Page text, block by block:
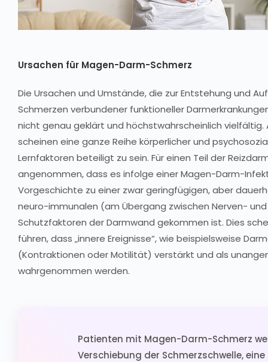
Ursachen für Magen-Darm-Schmerz
Die Ursachen und Umstände, die zur Entstehung und
Schmerzen verbundener funktioneller
nicht genau geklärt und höchstwahrscheinlich vielfältig.
scheinen eine ganze Reihe körperlicher und
Lernfaktoren beteiligt zu sein. Für einen Teil der
angenommen, dass es infolge einer Magen-Darm-
Vorgeschichte zu einer zwar geringfügigen, aber
neuro-immunalen (am Übergang zwischen Nerven-
Schutzfaktoren der Darmwand gekommen ist. Dies
führen, dass „innere Ereignisse“, wie beispielsweise
(Kontraktionen oder Motilität) verstärkt und als
wahrgenommen werden.
Patienten mit Magen-Darm-Schmerz
Verschiebung der Schmerzschwelle,